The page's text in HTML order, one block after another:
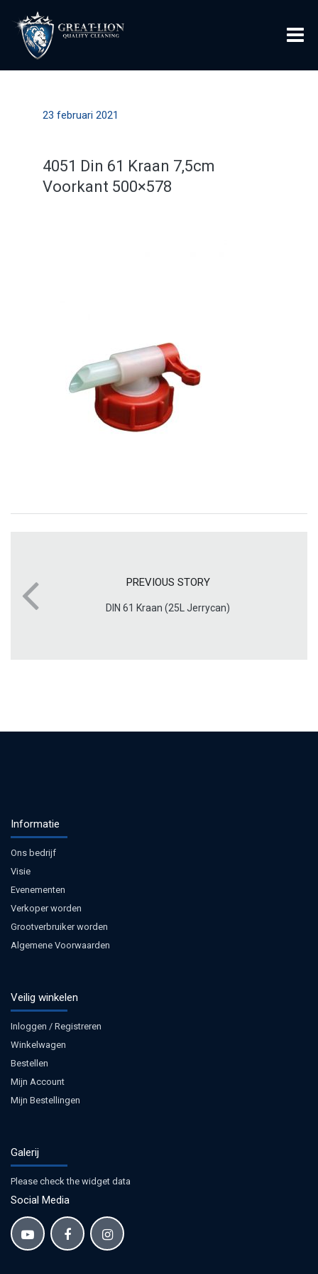
23 februari 2021
4051 Din 61 Kraan 7,5cm
Voorkant 500×578
PREVIOUS STORY
DIN 61 Kraan (25L Jerrycan)
Informatie
Ons bedrijf
Visie
Evenementen
Verkoper worden
Grootverbruiker worden
Algemene Voorwaarden
Veilig winkelen
Inloggen / Registreren
Winkelwagen
Bestellen
Mijn Account
Mijn Bestellingen
Galerij
Please check the widget data
Social Media